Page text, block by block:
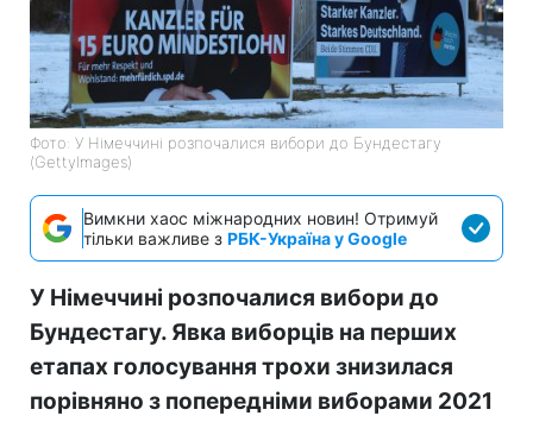
Фото: У Німеччині розпочалися вибори до Бундестагу
(GettyImages)
Вимкни хаос міжнародних новин! Отримуй
тільки важливе з РБК-Україна у Google
У Німеччині розпочалися вибори до
Бундестагу. Явка виборців на перших
етапах голосування трохи знизилася
порівняно з попередніми виборами 2021